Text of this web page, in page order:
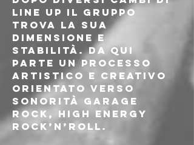
line up il gruppo
trova la sua
dimensione e
stabilità. Da qui
parte un processo
artistico e creativo
orientato verso
sonorità garage
rock, high energy
rock’n’roll.